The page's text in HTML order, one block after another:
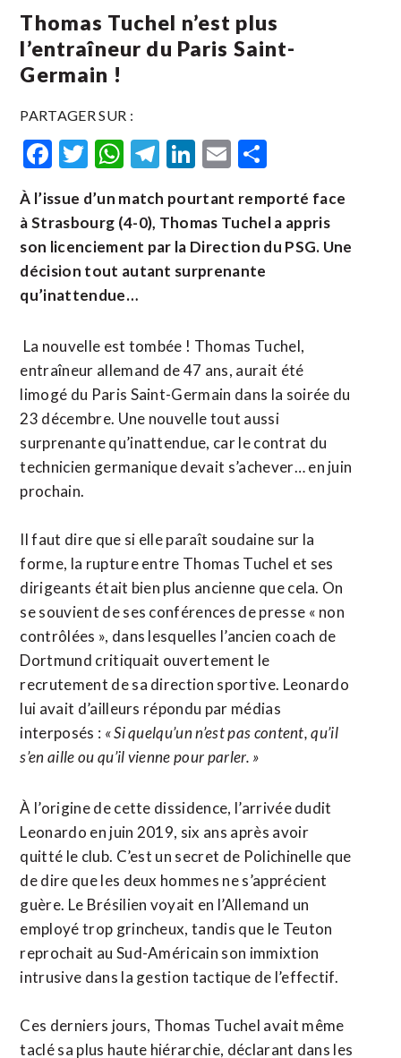
Thomas Tuchel n’est plus
l’entraîneur du Paris Saint-
Germain !
PARTAGER SUR :
Facebook
Twitter
WhatsApp
Telegram
LinkedIn
Email
À l’issue d’un match pourtant remporté face
à Strasbourg (4-0), Thomas Tuchel a appris
son licenciement par la Direction du PSG. Une
décision tout autant surprenante
qu’inattendue…
La nouvelle est tombée ! Thomas Tuchel,
entraîneur allemand de 47 ans, aurait été
limogé du Paris Saint-Germain dans la soirée du
23 décembre. Une nouvelle tout aussi
surprenante qu’inattendue, car le contrat du
technicien germanique devait s’achever… en juin
prochain.
Il faut dire que si elle paraît soudaine sur la
forme, la rupture entre Thomas Tuchel et ses
dirigeants était bien plus ancienne que cela. On
se souvient de ses conférences de presse « non
contrôlées », dans lesquelles l’ancien coach de
Dortmund critiquait ouvertement le
recrutement de sa direction sportive. Leonardo
lui avait d’ailleurs répondu par médias
interposés : « Si quelqu’un n’est pas content, qu’il
s’en aille ou qu’il vienne pour parler. »
À l’origine de cette dissidence, l’arrivée dudit
Leonardo en juin 2019, six ans après avoir
quitté le club. C’est un secret de Polichinelle que
de dire que les deux hommes ne s’apprécient
guère. Le Brésilien voyait en l’Allemand un
employé trop grincheux, tandis que le Teuton
reprochait au Sud-Américain son immixtion
intrusive dans la gestion tactique de l’effectif.
Ces derniers jours, Thomas Tuchel avait même
taclé sa plus haute hiérarchie, déclarant dans les